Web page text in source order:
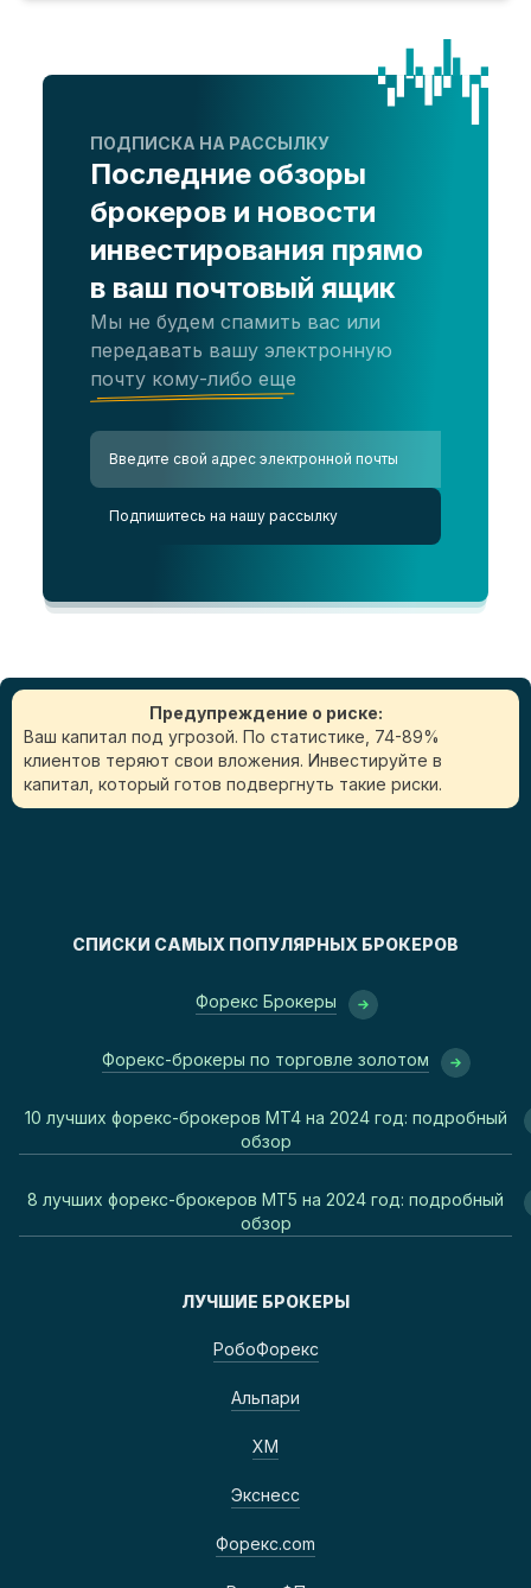
ПОДПИСКА НА РАССЫЛКУ
Последние обзоры
брокеров и новости
инвестирования прямо
в ваш почтовый ящик
Мы не будем спамить вас или
передавать вашу электронную
почту кому-либо еще
Предупреждение о риске:
Ваш капитал под угрозой. По статистике, 74-89%
клиентов теряют свои вложения. Инвестируйте в
капитал, который готов подвергнуть такие риски.
СПИСКИ САМЫХ ПОПУЛЯРНЫХ БРОКЕРОВ
Форекс Брокеры
Форекс-брокеры по торговле золотом
10 лучших форекс-брокеров MT4 на 2024 год: подробный
обзор
8 лучших форекс-брокеров MT5 на 2024 год: подробный
обзор
ЛУЧШИЕ БРОКЕРЫ
РобоФорекс
Альпари
ХМ
Экснесс
Форекс.com